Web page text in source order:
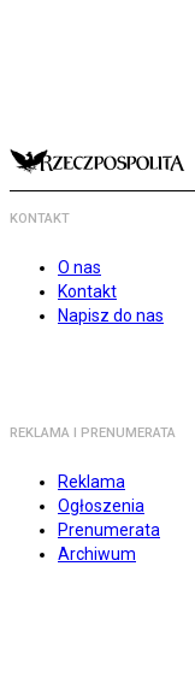
KONTAKT
O nas
Kontakt
Napisz do nas
REKLAMA I PRENUMERATA
Reklama
Ogłoszenia
Prenumerata
Archiwum